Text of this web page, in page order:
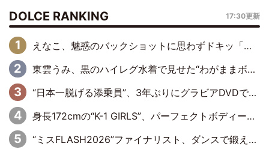
DOLCE RANKING 17:30更新
えなこ、魅惑のバックショットに思わずドキッ「世界最高レベルの美しさ」「クールビューティーで良き」「ポーズも表情も完璧」
東雲うみ、黒のハイレグ水着で見せた“わがままボディ”がたまらない「うみちゃんカワイイ」「全てがステキな女神さま」「魅力的です」
“日本一脱げる添乗員”、3年ぶりにグラビアDVDで復活 31歳の艶やかな表情がさえわたる
身長172cmの“K-1 GIRLS”、パーフェクトボディーでグラビアDVDデビュー
“ミスFLASH2026”ファイナリスト、ダンスで鍛え上げた健康的な美ボディー披露